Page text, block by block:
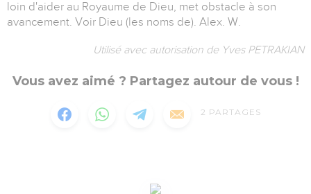
loin d'aider au Royaume de Dieu, met obstacle à son
avancement. Voir Dieu (les noms de). Alex. W.
Utilisé avec autorisation de Yves PETRAKIAN
Vous avez aimé ? Partagez autour de vous !
2 PARTAGES